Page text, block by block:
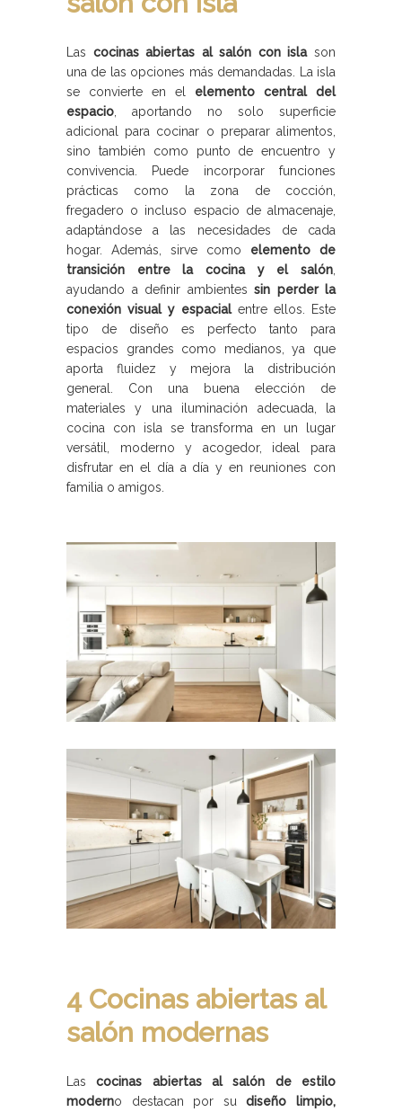
Las cocinas abiertas al salón con islason
una de las opciones más demandadas. La isla
se convierte en el elemento central del
espacio , aportando no solo superficie
adicional para cocinar o preparar alimentos,
sino también como punto de encuentro y
convivencia. Puede incorporar funciones
prácticas como la zona de cocción,
fregadero o incluso espacio de almacenaje,
adaptándose a las necesidades de cada
hogar. Además, sirve como elemento de
transición entre la cocina y el salón
ayudando a definir ambientes sin perder la
conexión visual y espacialentre ellos. Este
tipo de diseño es perfecto tanto para
espacios grandes como medianos, ya que
aporta fluidez y mejora la distribución
general. Con una buena elección de
materiales y una iluminación adecuada, la
cocina con isla se transforma en un lugar
versátil, moderno y acogedor, ideal para
disfrutar en el día a día y en reuniones con
familia o amigos.
4 Cocinas abiertas al
salón modernas
Lascocinas abiertas al salón de estilo
moderno destacan por sudiseño limpio,